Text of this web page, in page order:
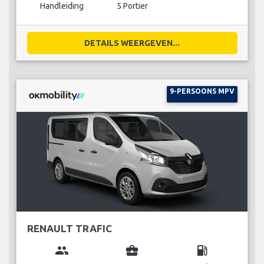
Handleiding 5 Portier
DETAILS WEERGEVEN...
9-PERSOONS MPV
RENAULT TRAFIC
group business_center local_gas_station